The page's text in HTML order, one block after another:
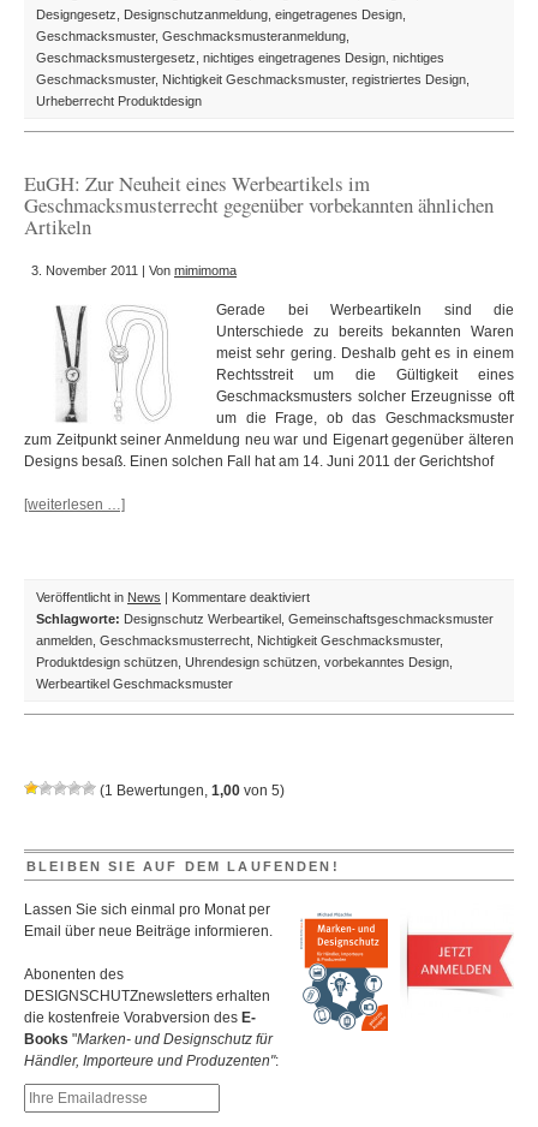
Geschmacksmuster
–
Neues
Designgesetz
Designgesetz
Designschutzanmeldung eingetragenes Design
Geschmacksmuster, Geschmacksmusteranmeldung
Geschmacksmustergesetz nichtiges eingetragenes Design nichtiges
Geschmacksmuster, Nichtigkeit Geschmacksmuster, registriertes Design
Urheberrecht Produktdesign
EuGH: Zur Neuheit eines Werbeartikels im
Geschmacksmusterrecht gegenüber vorbekannten ähnlichen
Artikeln
3. November 2011 | Von mimimoma
Gerade bei Werbeartikeln sind die
Unterschiede zu bereits bekannten Waren
meist sehr gering. Deshalb geht es in einem
Rechtsstreit um die Gültigkeit eines
Geschmacksmusters solcher Erzeugnisse oft
um die Frage, ob das Geschmacksmuster
zum Zeitpunkt seiner Anmeldung neu war und Eigenart gegenüber älteren
Designs besaß. Einen solchen Fall hat am 14. Juni 2011 der Gerichtshof
[weiterlesen …]
Veröffentlicht in News | Kommentare deaktiviertfür
EuGH:
Zur
Neuheit
Schlagworte: Designschutz Werbeartikel Gemeinschaftsgeschmacksmuster
anmelden Geschmacksmusterrecht Nichtigkeit Geschmacksmuster,
Produktdesign schützen Uhrendesign schützen vorbekanntes Design
Werbeartikel Geschmacksmuster
(1 Bewertungen, 1,00 von 5)
BLEIBEN SIE AUF DEM LAUFENDEN!
Lassen Sie sich einmal pro Monat per
Email über neue Beiträge informieren.
Abonenten des
DESIGNSCHUTZnewsletters erhalten
die kostenfreie Vorabversion des E-
Books "Marken- und Designschutz für
Händler, Importeure und Produzenten":